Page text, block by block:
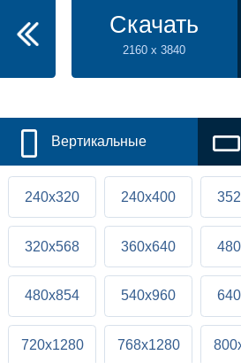
Скачать
2160 x 3840
Вертикальные
240x320 240x400
320x568 360x640
480x854 540x960
720x1280 768x1280